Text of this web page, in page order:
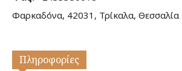
Φαρκαδόνα, 42031, Τρίκαλα,
Πληροφορίες